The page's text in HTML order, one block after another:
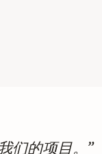
们的项目。”